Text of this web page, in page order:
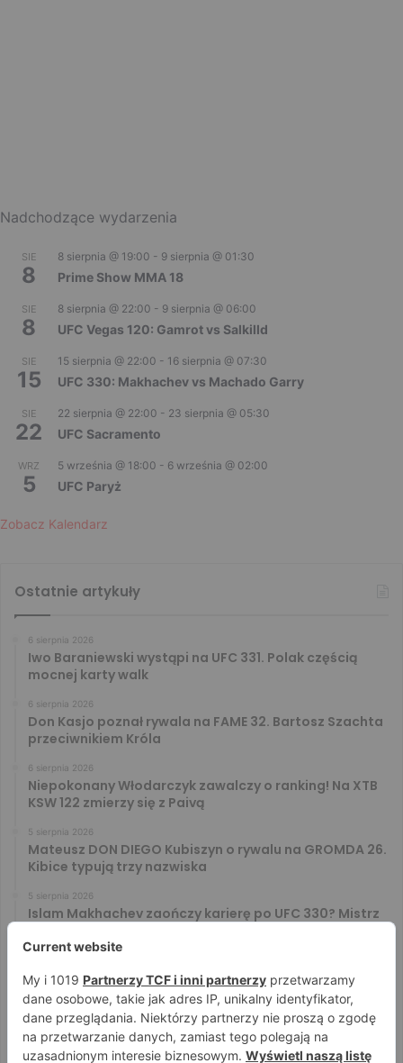
Nadchodzące wydarzenia
SIE
8
8 sierpnia @ 19:00 - 9 sierpnia @ 01:30
Prime Show MMA 18
SIE
8
8 sierpnia @ 22:00 - 9 sierpnia @ 06:00
UFC Vegas 120: Gamrot vs Salkilld
SIE
15
15 sierpnia @ 22:00 - 16 sierpnia @ 07:30
UFC 330: Makhachev vs Machado Garry
SIE
22
22 sierpnia @ 22:00 - 23 sierpnia @ 05:30
UFC Sacramento
WRZ
5
5 września @ 18:00 - 6 września @ 02:00
UFC Paryż
Zobacz Kalendarz
Ostatnie artykuły
6 sierpnia 2026
Iwo Baraniewski wystąpi na UFC 331. Polak częścią
mocnej karty walk
6 sierpnia 2026
Don Kasjo poznał rywala na FAME 32. Bartosz Szachta
przeciwnikiem Króla
6 sierpnia 2026
Niepokonany Włodarczyk zawalczy o ranking! Na XTB
KSW 122 zmierzy się z Paivą
5 sierpnia 2026
Mateusz DON DIEGO Kubiszyn o rywalu na GROMDA 26.
Kibice typują trzy nazwiska
5 sierpnia 2026
Islam Makhachev zaończy karierę po UFC 330? Mistrz
Tańcula nie gryzł się w język. Wymowna sugestia o
zachowaniu Jacka Murańskiego [VIDEO]
4 sierpnia 2026
Ostre spojrzenia Jóźwiaka i Ryty. Zobacz face to face
przed PRIME 18